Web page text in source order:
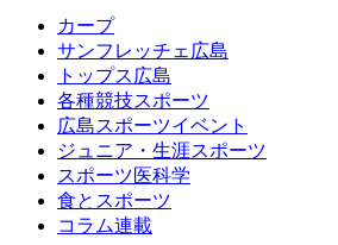
カープ
サンフレッチェ広島
トップス広島
各種競技スポーツ
広島スポーツイベント
ジュニア・生涯スポーツ
スポーツ医科学
食とスポーツ
コラム連載